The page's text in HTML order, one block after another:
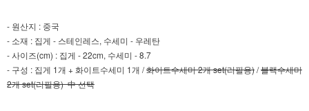
- 원산지 : 중국
- 소재 : 집게 - 스테인레스, 수세미 - 우레탄
- 사이즈(cm) : 집게 - 22cm, 수세미 - 8.7
- 구성 : 집게 1개 + 화이트수세미 1개 /화이트수세미 2개 set(리필용)/블랙수세미
2개 set(리필용) 中 선택